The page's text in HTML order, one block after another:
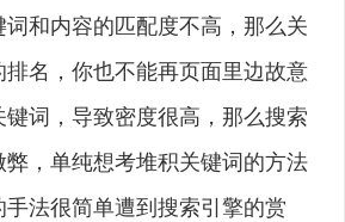
和内容的匹配度不高，那么关
名，你也不能再页面里边故意
词，导致密度很高，那么搜索
弊，单纯想考堆积关键词的方法
法很简单遭到搜索引擎的赏